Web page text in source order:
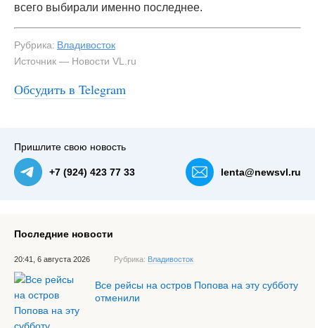
всего выбирали именно последнее.
Рубрика: Владивосток
Источник — Новости VL.ru
Обсудить в Telegram
Пришлите свою новость
+7 (924) 423 77 33 lenta@newsvl.ru
Последние новости
20:41, 6 августа 2026 Рубрика: Владивосток
Все рейсы на остров Попова на эту субботу
отменили